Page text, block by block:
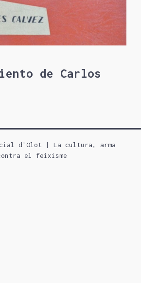
de Carlos
d'Olot | La cultura, arma
el feixisme